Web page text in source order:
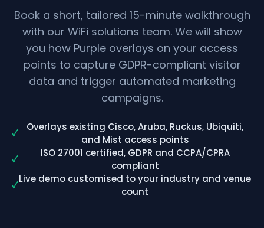
Book a short, tailored 15-minute walkthrough
with our WiFi solutions team. We will show
you how Purple overlays on your access
points to capture GDPR-compliant visitor
data and trigger automated marketing
campaigns.
✓
Overlays existing Cisco, Aruba, Ruckus, Ubiquiti,
and Mist access points
✓
ISO 27001 certified, GDPR and CCPA/CPRA
compliant
✓
Live demo customised to your industry and venue
count